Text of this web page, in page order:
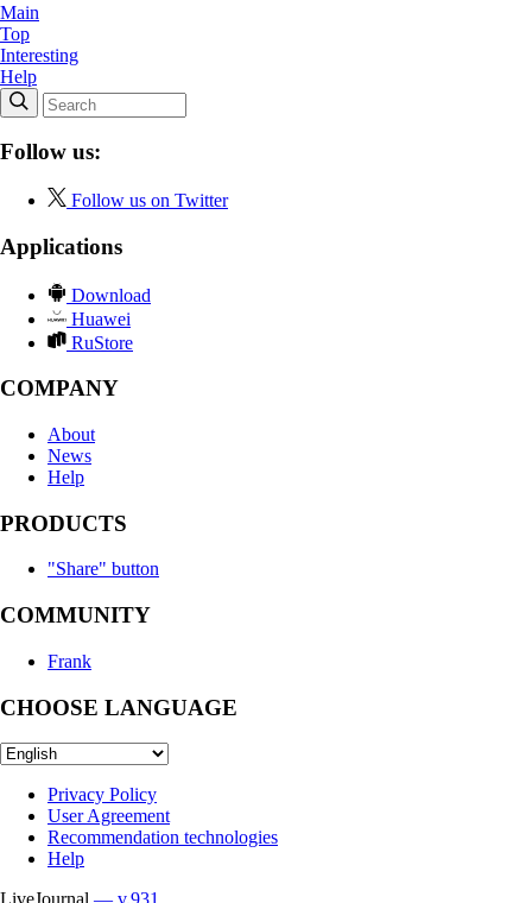
Main
Top
Interesting
Help
Follow us:
Follow us on Twitter
Applications
Download
Huawei
RuStore
COMPANY
About
News
Help
PRODUCTS
"Share" button
COMMUNITY
Frank
CHOOSE LANGUAGE
Privacy Policy
User Agreement
Recommendation technologies
Help